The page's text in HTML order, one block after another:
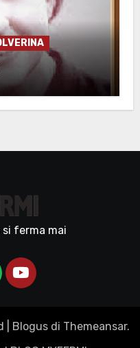
si ferma mai
Blogusdi Themeansar.